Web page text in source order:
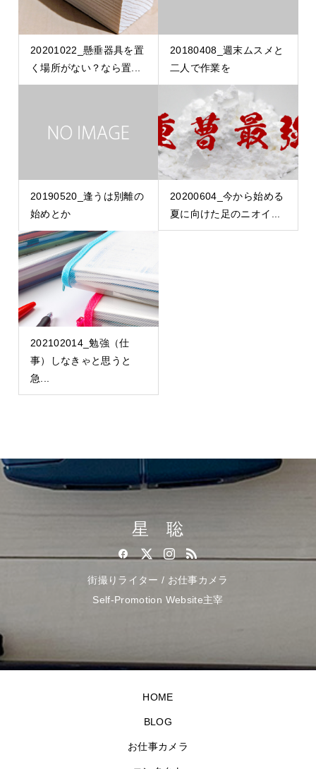
20201022_懸垂器具を置
く場所がない？なら置...
20180408_週末ムスメと
二人で作業を
20190520_逢うは別離の
始めとか
20200604_今から始める
夏に向けた足のニオイ...
202102014_勉強（仕
事）しなきゃと思うと
急...
星 聡
街撮りライター / お仕事カメラ
Self-Promotion Website主宰
HOME
BLOG
お仕事カメラ